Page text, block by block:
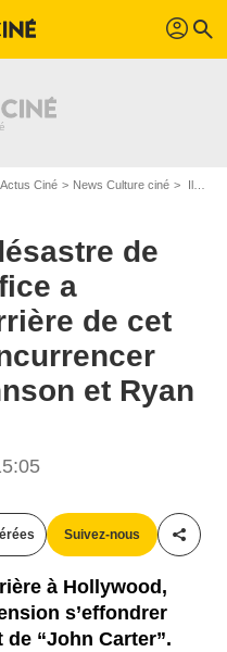
profil search
Actus Ciné News Culture ciné Il y a 14 ans, ce désastre de Disney au box-office a compromis la carrière de cet acteur voué à concurrencer Aaron Taylor-Johnson et Ryan Gosling
de
a
de cet
et Ryan
Suivez-nous
à Hollywood,
s’effondrer
“John Carter”.